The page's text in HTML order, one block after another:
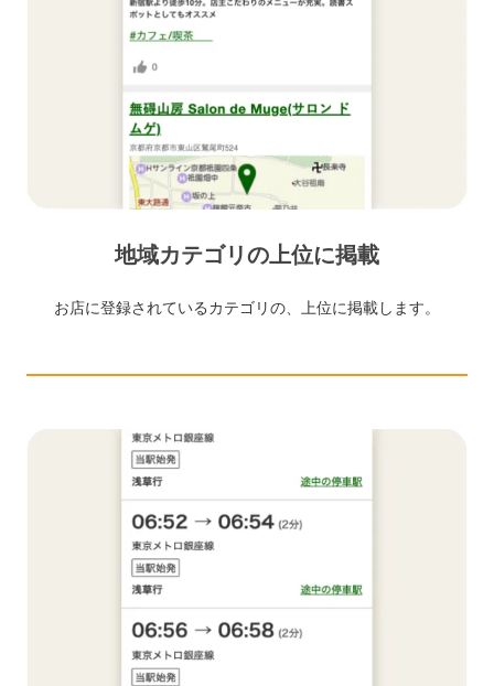
地域カテゴリの上位に掲載
お店に登録されているカテゴリの、上位に掲載します。